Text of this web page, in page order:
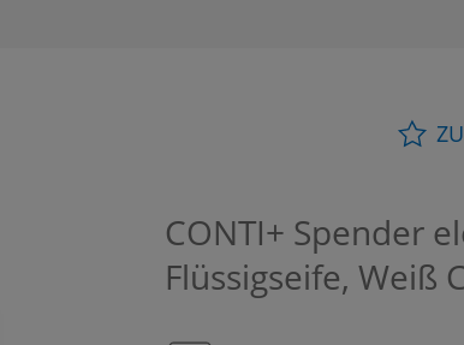
CONTI+ Spender
Flüssigseife, Weiß